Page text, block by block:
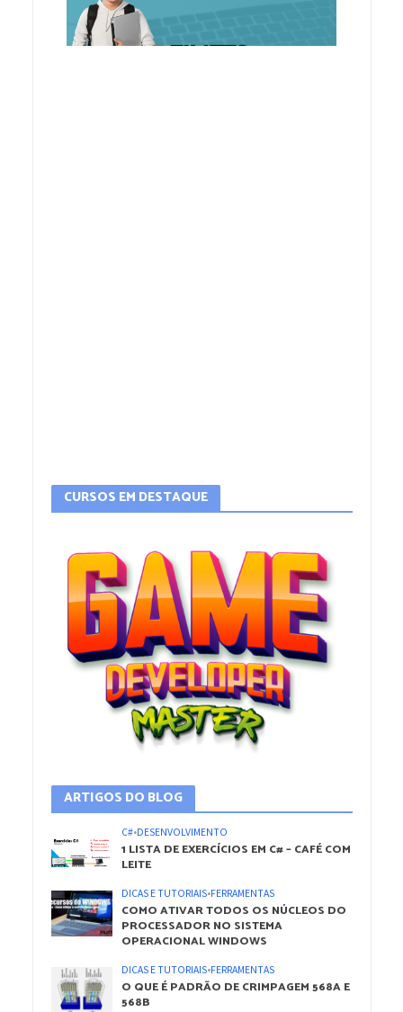
CURSOS EM DESTAQUE
ARTIGOS DO BLOG
C#•DESENVOLVIMENTO
1 LISTA DE EXERCÍCIOS EM C# – CAFÉ COM
LEITE
DICAS E TUTORIAIS•FERRAMENTAS
COMO ATIVAR TODOS OS NÚCLEOS DO
PROCESSADOR NO SISTEMA
OPERACIONAL WINDOWS
DICAS E TUTORIAIS•FERRAMENTAS
O QUE É PADRÃO DE CRIMPAGEM 568A E
568B